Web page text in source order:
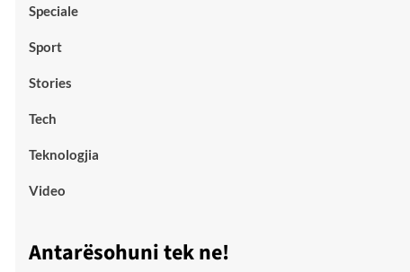
Speciale
Sport
Stories
Tech
Teknologjia
Video
Antarësohuni tek ne!